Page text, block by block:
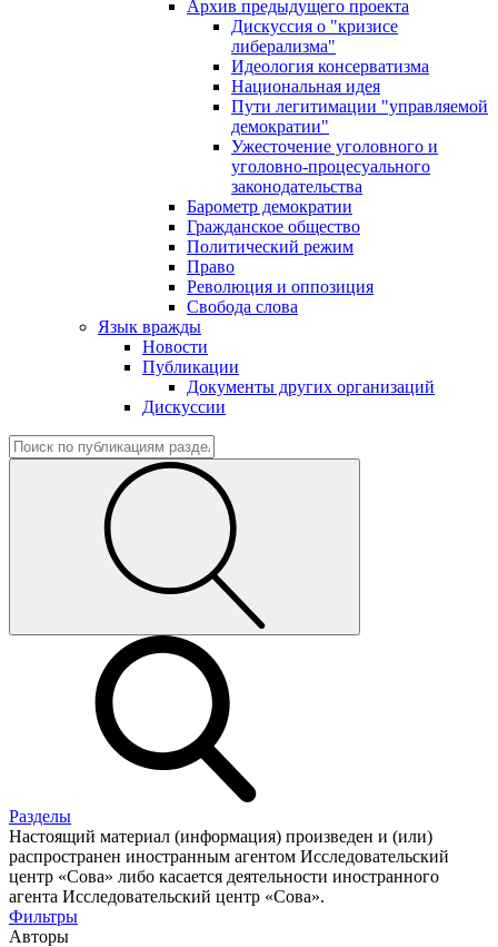
Архив предыдущего проекта
Дискуссия о "кризисе
либерализма"
Идеология консерватизма
Национальная идея
Пути легитимации "управляемой
демократии"
Ужесточение уголовного и
уголовно-процесуального
законодательства
Барометр демократии
Гражданское общество
Политический режим
Право
Революция и оппозиция
Свобода слова
Язык вражды
Новости
Публикации
Документы других организаций
Дискуссии
Разделы
Настоящий материал (информация) произведен и (или)
распространен иностранным агентом Исследовательский
центр «Сова» либо касается деятельности иностранного
агента Исследовательский центр «Сова».
Фильтры
Авторы